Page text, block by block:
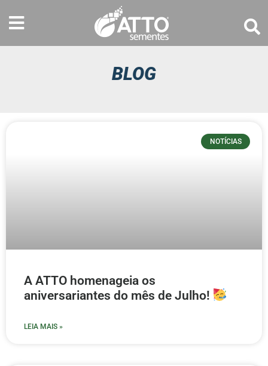
BLOG
NOTÍCIAS
A ATTO homenageia os
aniversariantes do mês de Julho!
LEIA MAIS »